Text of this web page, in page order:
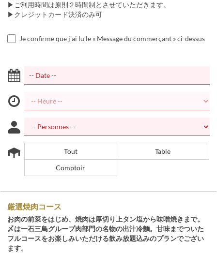
▶︎ご利用時間は原則２時間制とさせていただきます。
▶︎クレジットカード決済のみ可
Je confirme que j'ai lu le « Message du commerçant » ci-dessus
Tout
Table
Comptoir
厳選焼肉コース
お肉の前菜をはじめ、焼肉は厚切り上タン塩から味噌焼きまで。
〆は一石三鳥グループ肉部門の名物の出汁冷麵。甘味までついた
フルコースをお楽しみいただける飲み放題込みのプランでござい
ます。